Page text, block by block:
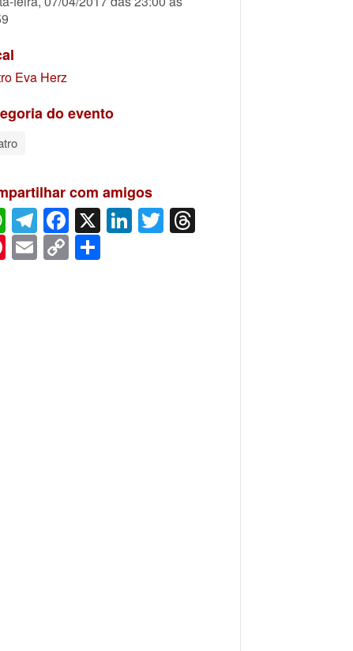
Eva Herz
do evento
com amigos
WhatsApp
Telegram
Facebook
X LinkedIn
Twitter
Pinterest
Email
Copy
Link